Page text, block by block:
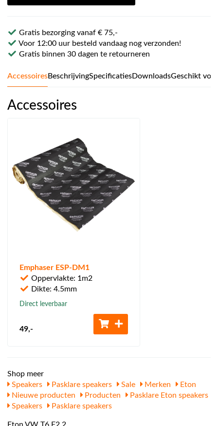
Gratis bezorging vanaf € 75,-
Voor 12:00 uur besteld vandaag nog verzonden!
Gratis binnen 30 dagen te retourneren
AccessoiresBeschrijvingSpecificatiesDownloadsGeschikt voor
Accessoires
Emphaser ESP-DM1
Oppervlakte: 1m2
Dikte: 4.5mm
Direct leverbaar
49,-
Shop meer
Speakers
Pasklare speakers Sale Merken
Eton
Nieuwe producten
Producten
Pasklare Eton speakers
Speakers
Pasklare speakers